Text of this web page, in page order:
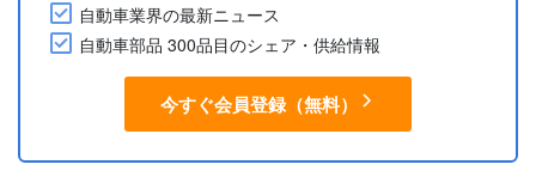
自動車業界の最新ニュース
自動車部品 300品目のシェア・供給情報
今すぐ会員登録（無料）